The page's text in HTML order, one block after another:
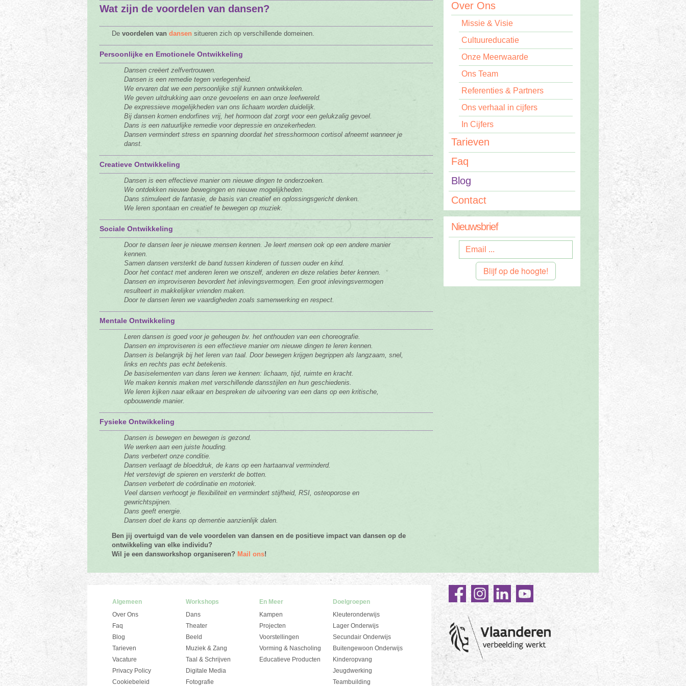
Contact
Wat zijn de voordelen van dansen?
De voordelen van dansen situeren zich op verschillende domeinen.
Persoonlijke en Emotionele Ontwikkeling
Dansen creëert zelfvertrouwen.
Dansen is een remedie tegen verlegenheid.
We ervaren dat we een persoonlijke stijl kunnen ontwikkelen.
We geven uitdrukking aan onze gevoelens en aan onze leefwereld.
De expressieve mogelijkheden van ons lichaam worden duidelijk.
Bij dansen komen endorfines vrij, het hormoon dat zorgt voor een gelukzalig gevoel.
Dans is een natuurlijke remedie voor depressie en onzekerheden.
Dansen vermindert stress en spanning doordat het stresshormoon cortisol afneemt wanneer je
danst.
Creatieve Ontwikkeling
Dansen is een effectieve manier om nieuwe dingen te onderzoeken.
We ontdekken nieuwe bewegingen en nieuwe mogelijkheden.
Dans stimuleert de fantasie, de basis van creatief en oplossingsgericht denken.
We leren spontaan en creatief te bewegen op muziek.
Sociale Ontwikkeling
Door te dansen leer je nieuwe mensen kennen. Je leert mensen ook op een andere manier
kennen.
Samen dansen versterkt de band tussen kinderen of tussen ouder en kind.
Door het contact met anderen leren we onszelf, anderen en deze relaties beter kennen.
Dansen en improviseren bevordert het inlevingsvermogen. Een groot inlevingsvermogen
resulteert in makkelijker vrienden maken.
Door te dansen leren we vaardigheden zoals samenwerking en respect.
Mentale Ontwikkeling
Leren dansen is goed voor je geheugen bv. het onthouden van een choreografie.
Dansen en improviseren is een effectieve manier om nieuwe dingen te leren kennen.
Dansen is belangrijk bij het leren van taal. Door bewegen krijgen begrippen als langzaam, snel,
links en rechts pas echt betekenis.
De basiselementen van dans leren we kennen: lichaam, tijd, ruimte en kracht.
We maken kennis maken met verschillende dansstijlen en hun geschiedenis.
We leren kijken naar elkaar en bespreken de uitvoering van een dans op een kritische,
opbouwende manier.
Fysieke Ontwikkeling
Dansen is bewegen en bewegen is gezond.
We werken aan een juiste houding.
Dans verbetert onze conditie.
Dansen verlaagt de bloeddruk, de kans op een hartaanval verminderd.
Het verstevigt de spieren en versterkt de botten.
Dansen verbetert de coördinatie en motoriek.
Veel dansen verhoogt je flexibiliteit en vermindert stijfheid, RSI, osteoporose en
gewrichtspijnen.
Dans geeft energie.
Dansen doet de kans op dementie aanzienlijk dalen.
Ben jij overtuigd van de vele voordelen van dansen en de positieve impact van dansen op de
ontwikkeling van elke individu?
Wil je een dansworkshop organiseren? Mail ons!
Over Ons
Missie & Visie
Cultuureducatie
Onze Meerwaarde
Ons Team
Referenties & Partners
Ons verhaal in cijfers
In Cijfers
Tarieven
Faq
Blog
Contact
Nieuwsbrief
Blijf op de hoogte!
Algemeen
Over Ons
Faq
Blog
Tarieven
Vacature
Privacy Policy
Cookiebeleid
Workshops
Dans
Theater
Beeld
Muziek & Zang
Taal & Schrijven
Digitale Media
Fotografie
En Meer
Kampen
Projecten
Voorstellingen
Vorming & Nascholing
Educatieve Producten
Doelgroepen
Kleuteronderwijs
Lager Onderwijs
Secundair Onderwijs
Buitengewoon Onderwijs
Kinderopvang
Jeugdwerking
Teambuilding